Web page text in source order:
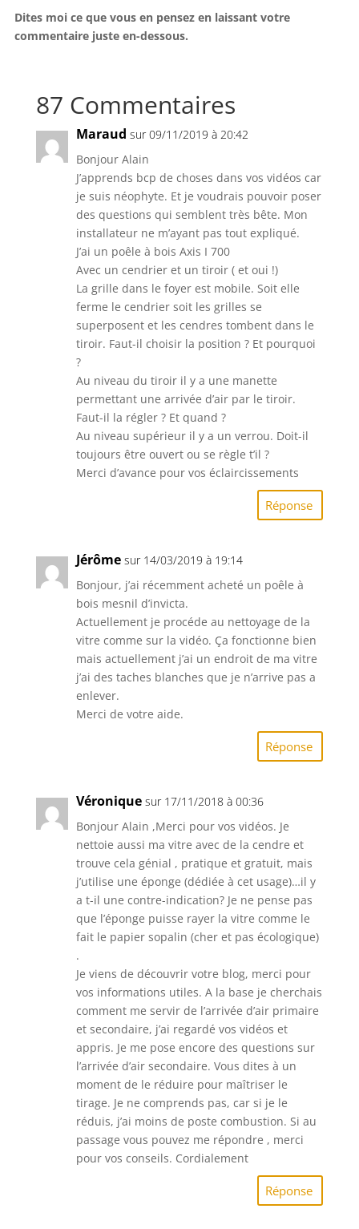
Dites moi ce que vous en pensez en laissant votre
commentaire juste en-dessous.
87 Commentaires
Maraud sur 09/11/2019 à 20:42
Bonjour Alain
J’apprends bcp de choses dans vos vidéos car
je suis néophyte. Et je voudrais pouvoir poser
des questions qui semblent très bête. Mon
installateur ne m’ayant pas tout expliqué.
J’ai un poêle à bois Axis I 700
Avec un cendrier et un tiroir ( et oui !)
La grille dans le foyer est mobile. Soit elle
ferme le cendrier soit les grilles se
superposent et les cendres tombent dans le
tiroir. Faut-il choisir la position ? Et pourquoi
?
Au niveau du tiroir il y a une manette
permettant une arrivée d’air par le tiroir.
Faut-il la régler ? Et quand ?
Au niveau supérieur il y a un verrou. Doit-il
toujours être ouvert ou se règle t’il ?
Merci d’avance pour vos éclaircissements
Réponse
Jérôme sur 14/03/2019 à 19:14
Bonjour, j’ai récemment acheté un poêle à
bois mesnil d’invicta.
Actuellement je procéde au nettoyage de la
vitre comme sur la vidéo. Ça fonctionne bien
mais actuellement j’ai un endroit de ma vitre
j’ai des taches blanches que je n’arrive pas a
enlever.
Merci de votre aide.
Réponse
Véronique sur 17/11/2018 à 00:36
Bonjour Alain ,Merci pour vos vidéos. Je
nettoie aussi ma vitre avec de la cendre et
trouve cela génial , pratique et gratuit, mais
j’utilise une éponge (dédiée à cet usage)…il y
a t-il une contre-indication? Je ne pense pas
que l’éponge puisse rayer la vitre comme le
fait le papier sopalin (cher et pas écologique)
.
Je viens de découvrir votre blog, merci pour
vos informations utiles. A la base je cherchais
comment me servir de l’arrivée d’air primaire
et secondaire, j’ai regardé vos vidéos et
appris. Je me pose encore des questions sur
l’arrivée d’air secondaire. Vous dites à un
moment de le réduire pour maîtriser le
tirage. Je ne comprends pas, car si je le
réduis, j’ai moins de poste combustion. Si au
passage vous pouvez me répondre , merci
pour vos conseils. Cordialement
Réponse